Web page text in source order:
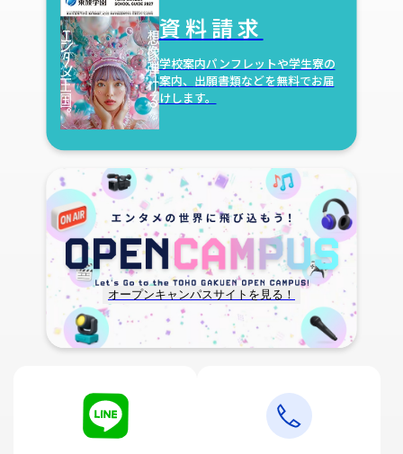
資料請求
学校案内パンフレットや学生寮の
案内、 出願書類などを無料でお届
けします。
オープンキャンパスサイトを見る！